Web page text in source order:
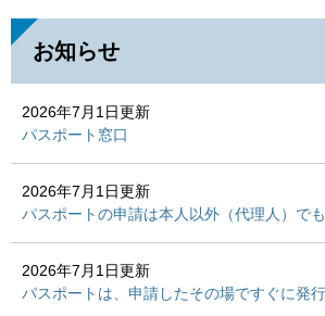
お知らせ
2026年7月1日更新
パスポート窓口
2026年7月1日更新
パスポートの申請は本人以外（代理人）で
2026年7月1日更新
パスポートは、申請したその場ですぐに発